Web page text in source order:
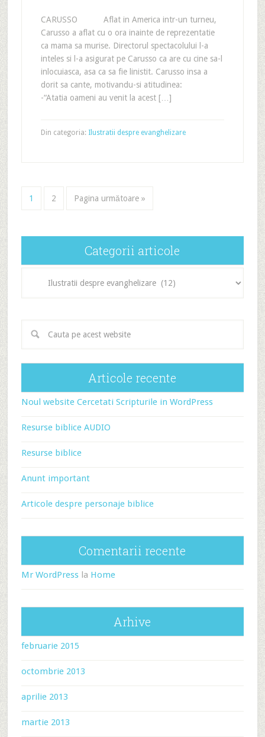
CARUSSO Aflat in America intr-un turneu,
Carusso a aflat cu o ora inainte de reprezentatie
ca mama sa murise. Directorul spectacolului l-a
inteles si l-a asigurat pe Carusso ca are cu cine sa-l
inlocuiasca, asa ca sa fie linistit. Carusso insa a
dorit sa cante, motivandu-si atitudinea:
-“Atatia oameni au venit la acest […]
Din categoria: Ilustratii despre evanghelizare
1 2 Pagina următoare »
Categorii articole
articole
Articole recente
Noul website Cercetati Scripturile in WordPress
Resurse biblice AUDIO
Resurse biblice
Anunt important
Articole despre personaje biblice
Comentarii recente
Mr WordPressla Home
Arhive
februarie 2015
octombrie 2013
aprilie 2013
martie 2013